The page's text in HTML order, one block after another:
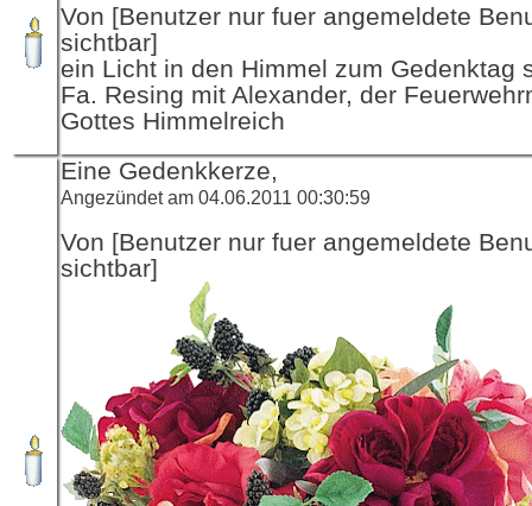
Von [Benutzer nur fuer angemeldete
sichtbar]
ein Licht in den Himmel zum Gedenktag
Fa. Resing mit Alexander, der
Gottes Himmelreich
Eine Gedenkkerze,
Angezündet am 04.06.2011 00:30:59
Von [Benutzer nur fuer angemeldete
sichtbar]